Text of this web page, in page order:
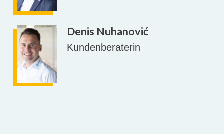
Denis Nuhanović
Kundenberaterin